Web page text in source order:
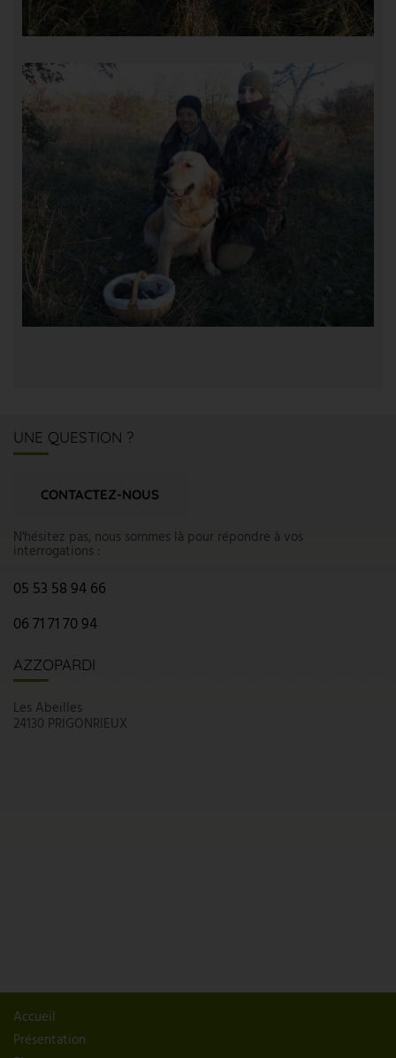
UNE QUESTION ?
CONTACTEZ-NOUS
N'hésitez pas, nous sommes là pour répondre à vos
interrogations :
05 53 58 94 66
06 71 71 70 94
AZZOPARDI
Les Abeilles
24130 PRIGONRIEUX
Accueil
Présentation